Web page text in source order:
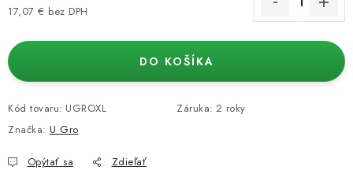
17,07 € bez DPH
DO KOŠÍKA
Kód tovaru: UGROXL Záruka: 2 roky
Značka: U Gro
Opýtať sa Zdieľať